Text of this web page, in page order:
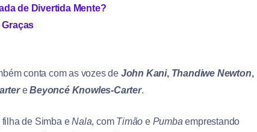
de Divertida Mente?
Graças
conta com as vozes de John Kani, Thandiwe Newton,
eBeyoncé Knowles-Carter.
filha de Simba eNala, com Timão e Pumba emprestando